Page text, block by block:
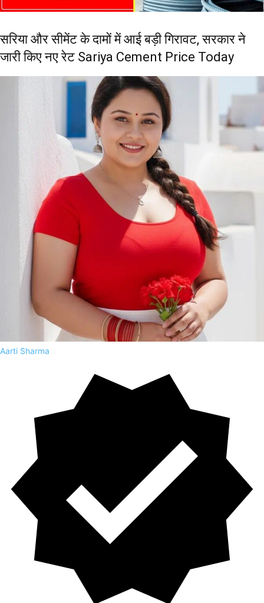
सरिया और सीमेंट के दामों में आई बड़ी गिरावट, सरकार ने
जारी किए नए रेट Sariya Cement Price Today
Aarti Sharma